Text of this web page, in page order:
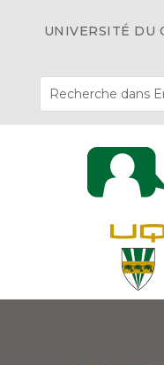
UNIVERSITÉ DU